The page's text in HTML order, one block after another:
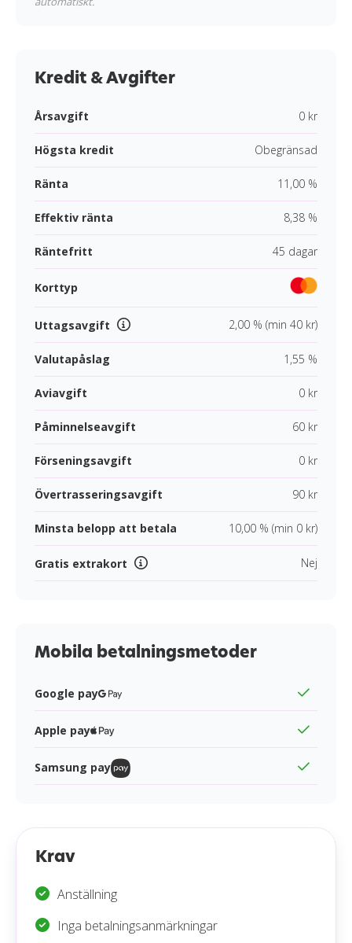
Kredit & Avgifter
Årsavgift 0 kr
Högsta kredit Obegränsad
Ränta 11,00 %
Effektiv ränta 8,38 %
Räntefritt 45 dagar
Korttyp
Uttagsavgift 2,00 % (min 40 kr)
Valutapåslag 1,55 %
Aviavgift 0 kr
Påminnelseavgift 60 kr
Förseningsavgift 0 kr
Övertrasseringsavgift 90 kr
Minsta belopp att betala 10,00 % (min 0 kr)
Gratis extrakort Nej
Mobila betalningsmetoder
Google pay
Apple pay
Samsung pay
Krav
Anställning
Inga betalningsanmärkningar